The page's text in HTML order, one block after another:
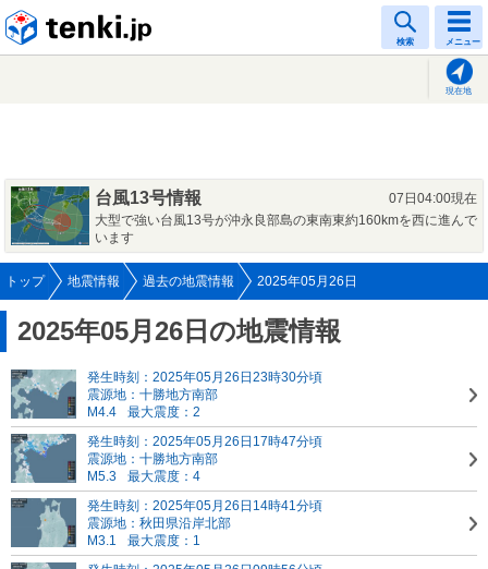
検索 メニュー
現在地
台風13号情報
07日04:00現在
大型で強い台風13号が沖永良部島の東南東約160kmを西に進んで
います
トップ 地震情報 過去の地震情報 2025年05月26日
2025年05月26日の地震情報
発生時刻：2025年05月26日23時30分頃
震源地：十勝地方南部
M4.4
最大震度：2
発生時刻：2025年05月26日17時47分頃
震源地：十勝地方南部
M5.3
最大震度：4
発生時刻：2025年05月26日14時41分頃
震源地：秋田県沿岸北部
M3.1
最大震度：1